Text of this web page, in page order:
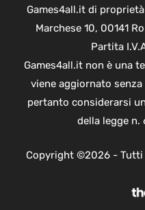
Games4all.it di
Marchese 10, 00141
Partita
Games4all.it non è una
viene aggiornato
pertanto considerarsi
della legge n.
Copyright ©2026 -